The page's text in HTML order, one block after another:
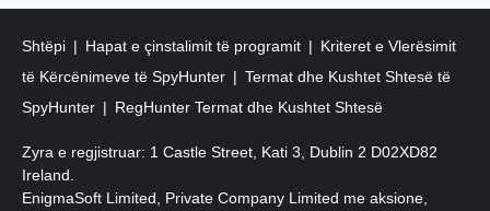
Shtëpi Hapat e çinstalimit të programit
Kriteret e Vlerësimit
të Kërcënimeve të SpyHunter
Termat dhe Kushtet Shtesë të
SpyHunter
RegHunter Termat dhe Kushtet Shtesë
Zyra e regjistruar: 1 Castle Street, Kati 3, Dublin 2 D02XD82
Ireland.
EnigmaSoft Limited, Private Company Limited me aksione,